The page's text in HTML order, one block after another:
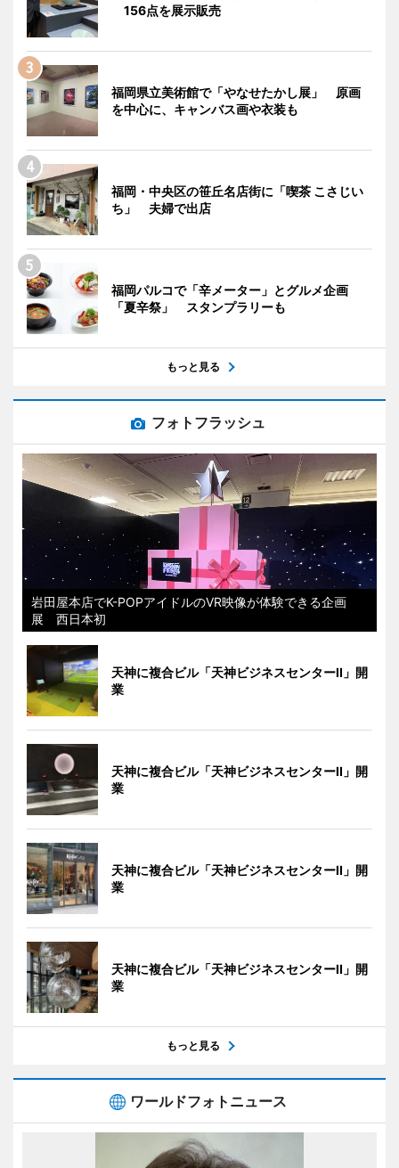
156点を展示販売
福岡県立美術館で「やなせたかし展」 原画
を中心に、キャンバス画や衣装も
福岡・中央区の笹丘名店街に「喫茶 こさじい
ち」 夫婦で出店
福岡パルコで「辛メーター」とグルメ企画
「夏辛祭」 スタンプラリーも
もっと見る
フォトフラッシュ
岩田屋本店でK-POPアイドルのVR映像が体験できる企画
展 西日本初
天神に複合ビル「天神ビジネスセンターII」開
業
天神に複合ビル「天神ビジネスセンターII」開
業
天神に複合ビル「天神ビジネスセンターII」開
業
天神に複合ビル「天神ビジネスセンターII」開
業
もっと見る
ワールドフォトニュース